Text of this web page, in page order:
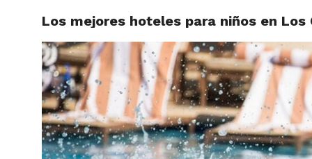
Los mejores hoteles para niños en Los